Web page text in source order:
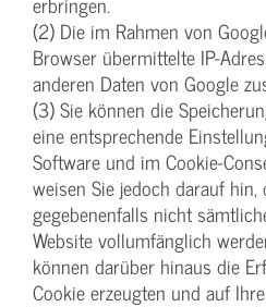
(2) Die im Rahmen von
Browser übermittelte IP-
anderen Daten von Google
(3) Sie können die
eine entsprechende
Software und im Cookie-
weisen Sie jedoch darauf
gegebenenfalls nicht
Website vollumfänglich
können darüber hinaus die
Cookie erzeugten und auf